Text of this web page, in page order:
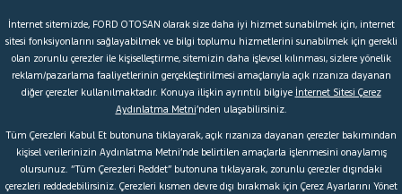
İkinci El Garanti
Kampanyalar
Kredi Hesaplama & Başvuru
© 2026 Ford Türkiye Ford Kurumsal Hakkımızda
İnternet sitemizde, FORD OTOSAN olarak size daha iyi hizmet sunabilmek için, internet
sitesi fonksiyonlarını sağlayabilmek ve bilgi toplumu hizmetlerini sunabilmek için gerekli
olan zorunlu çerezler ile kişiselleştirme, sitemizin daha işlevsel kılınması, sizlere yönelik
reklam/pazarlama faaliyetlerinin gerçekleştirilmesi amaçlarıyla açık rızanıza dayanan
diğer çerezler kullanılmaktadır. Konuya ilişkin ayrıntılı bilgiye İnternet Sitesi Çerez
Aydınlatma Metni’nden ulaşabilirsiniz.
Tüm Çerezleri Kabul Et butonuna tıklayarak, açık rızanıza dayanan çerezler bakımından
kişisel verilerinizin Aydınlatma Metni’nde belirtilen amaçlarla işlenmesini onaylamış
olursunuz. “Tüm Çerezleri Reddet” butonuna tıklayarak, zorunlu çerezler dışındaki
çerezleri reddedebilirsiniz. Çerezleri kısmen devre dışı bırakmak için Çerez Ayarlarını Yönet